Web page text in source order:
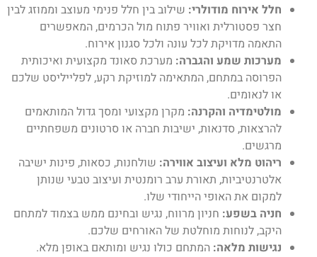
חלל אירוח מודולרי: שילוב בין חלל פנימי מעוצב וממוזג לבין
חצר פסטורלית ואוויר פתוח מול הכרמים, המאפשרים
התאמה מדויקת לכל עונה ולכל סגנון אירוח.
מערכות שמע והגברה: מערכת סאונד מקצועית ואיכותית
הפרוסה במתחם, המתאימה למוזיקת רקע, לפלייליסט שלכם
או לנאומים.
מולטימדיה והקרנה: מקרן מקצועי ומסך גדול המותאמים
להרצאות, סדנאות, ישיבות חברה או סרטונים משפחתיים
מרגשים.
ריהוט מלא ועיצוב אווירה: שולחנות, כסאות, פינות ישיבה
אלטרנטיביות, תאורת ערב רומנטית ועיצוב טבעי שנותן
למקום את האופי הייחודי שלו.
חניה בשפע: חניון מרווח, נגיש ובחינם ממש בצמוד למתחם
היקב, לנוחות מוחלטת של האורחים שלכם.
נגישות מלאה: המתחם כולו נגיש ומותאם באופן מלא.